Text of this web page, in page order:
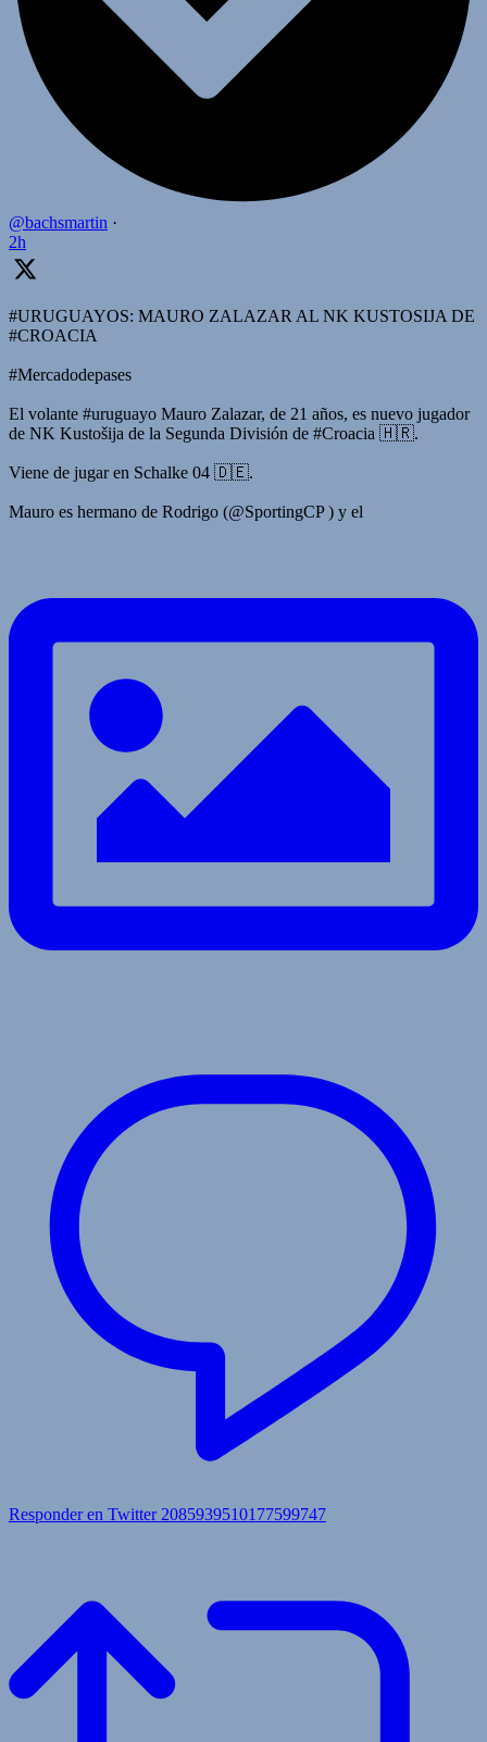
@bachsmartin ·
2h
#URUGUAYOS: MAURO ZALAZAR AL NK KUSTOSIJA DE
#CROACIA
#Mercadodepases
El volante #uruguayo Mauro Zalazar, de 21 años, es nuevo jugador
de NK Kustošija de la Segunda División de #Croacia 🇭🇷.
Viene de jugar en Schalke 04 🇩🇪.
Mauro es hermano de Rodrigo (@SportingCP ) y el
Responder en Twitter 2085939510177599747